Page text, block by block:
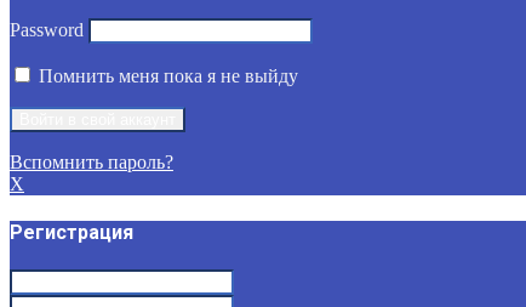
Password
Помнить меня пока я не выйду
Вспомнить пароль?
X
Регистрация